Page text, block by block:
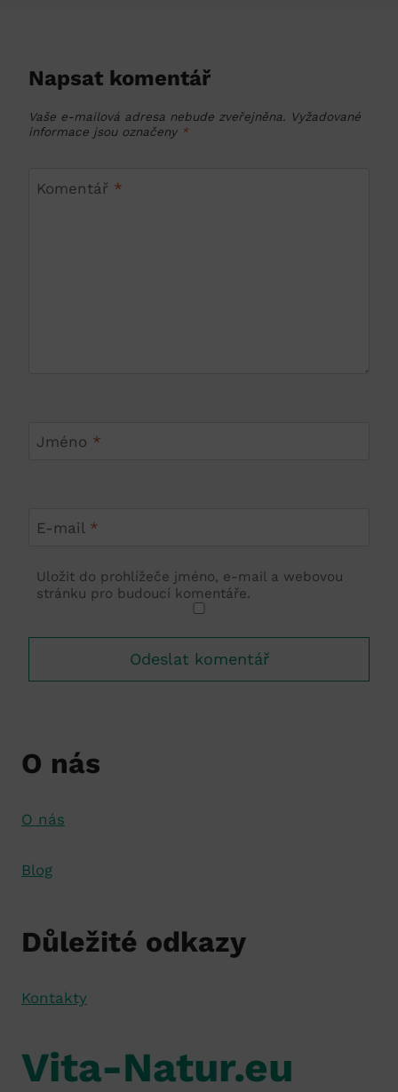
Napsat komentář
Vaše e-mailová adresa nebude zveřejněna. Vyžadované
informace jsou označeny *
Komentář *
Jméno *
E-mail *
Uložit do prohlížeče jméno, e-mail a webovou
stránku pro budoucí komentáře.
O nás
O nás
Blog
Důležité odkazy
Kontakty
Vita-Natur.eu